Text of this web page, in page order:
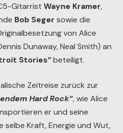
Gitarrist Wayne Kramer,
Bob Seger sowie die
von Alice
Dunaway, Neal Smith) an
Stories“beteiligt.
Zeitreise zurück zur
Hard Rock“, wie Alice
er und seine
selbe Kraft, Energie und Wut,